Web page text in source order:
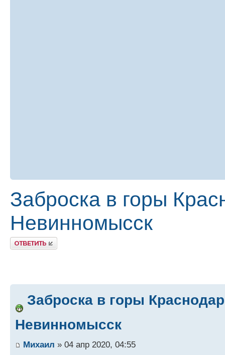
Заброска в горы
Невинномысск
Ответить
Заброска в горы
Невинномысск
Михаил » 04 апр 2020, 04:55